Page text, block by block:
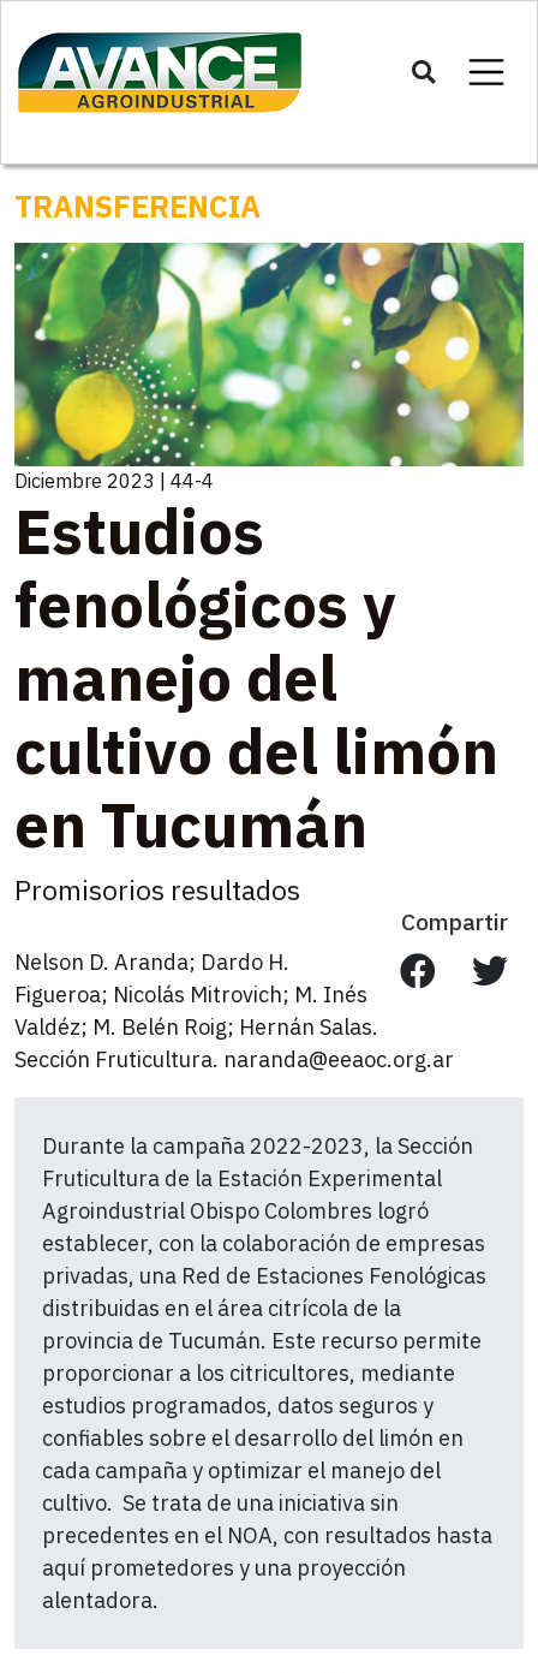
TRANSFERENCIA
Diciembre 2023 | 44-4
Estudios
fenológicos y
manejo del
cultivo del limón
en Tucumán
Promisorios resultados
Compartir
Nelson D. Aranda; Dardo H.
Figueroa; Nicolás Mitrovich; M. Inés
Valdéz; M. Belén Roig; Hernán Salas.
Sección Fruticultura. naranda@eeaoc.org.ar
Durante la campaña 2022-2023, la Sección
Fruticultura de la Estación Experimental
Agroindustrial Obispo Colombres logró
establecer, con la colaboración de empresas
privadas, una Red de Estaciones Fenológicas
distribuidas en el área citrícola de la
provincia de Tucumán. Este recurso permite
proporcionar a los citricultores, mediante
estudios programados, datos seguros y
confiables sobre el desarrollo del limón en
cada campaña y optimizar el manejo del
cultivo. Se trata de una iniciativa sin
precedentes en el NOA, con resultados hasta
aquí prometedores y una proyección
alentadora.